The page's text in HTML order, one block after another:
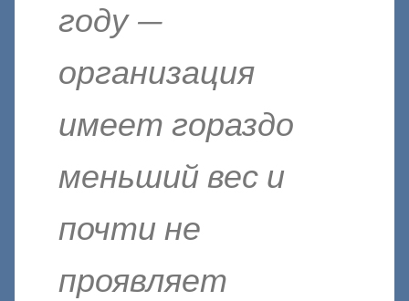
году —
организация
имеет гораздо
меньший вес и
почти не
проявляет